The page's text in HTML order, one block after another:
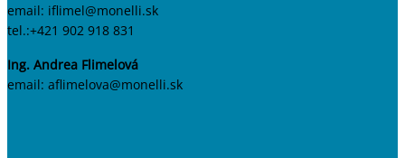
email: iflimel@monelli.sk
tel.:+421 902 918 831
Ing. Andrea Flimelová
email: aflimelova@monelli.sk